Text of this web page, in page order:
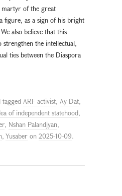
of the great
figure, as a sign of his bright
also believe that this
strengthen the intellectual,
ties between the Diaspora
tagged ARF activist, Ay Dat,
of independent statehood,
, Nshan Palandjyan,
, Yusaber on 2025-10-09.